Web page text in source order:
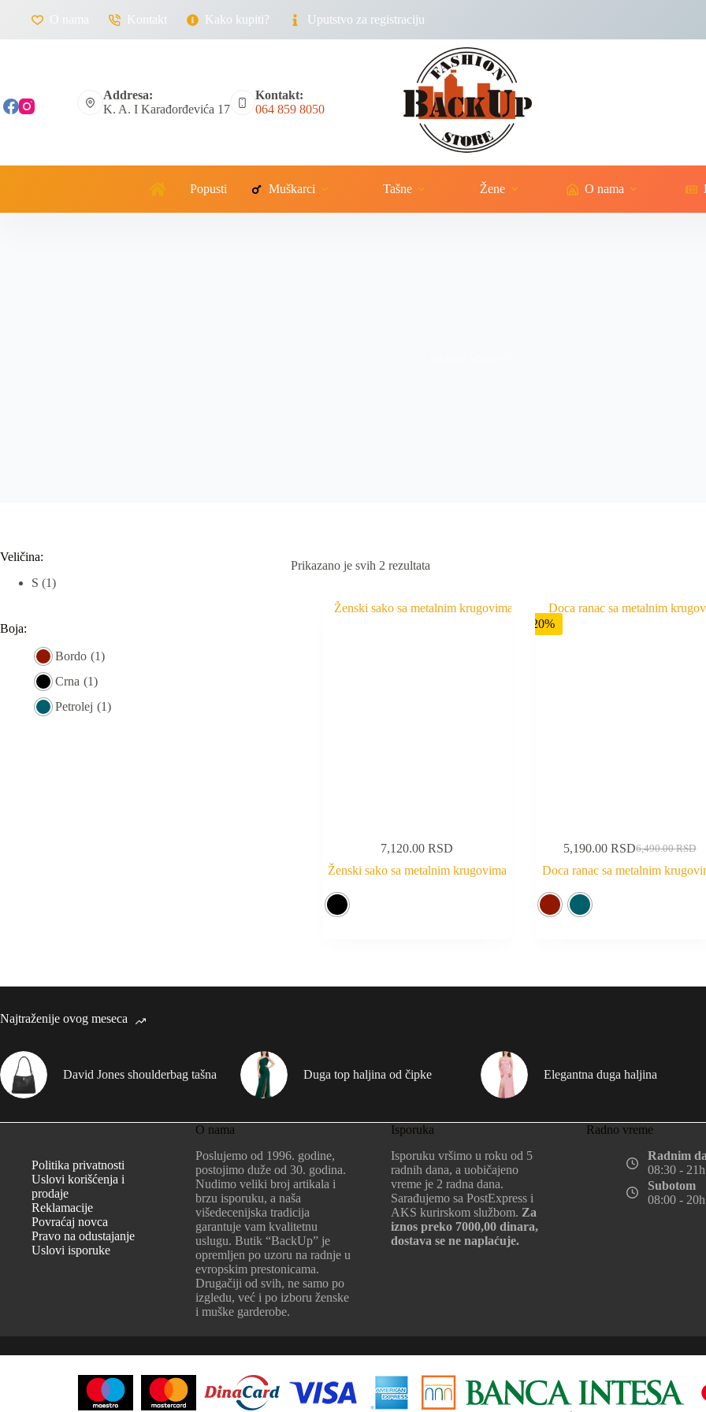
O nama Kontakt Kako kupiti? Uputstvo za registraciju
Addresa:
K. A. I Karađorđevića 17
Kontakt:
064 859 8050
Popusti Muškarci Tašne Žene O nama
Prikazano je svih 2 rezultata
7,120.00RSD
Ženski sako sa metalnim krugovima
-20%
6,490.00RSD
5,190.00RSD
Doca ranac sa metalnim
Veličina:
S (1)
Boja:
Bordo (1)
Crna (1)
Petrolej (1)
Najtraženije ovog meseca
David Jones shoulderbag tašna Duga top haljina od čipke Elegantna duga haljina
Politika privatnosti
Uslovi korišćenja i
prodaje
Reklamacije
Povraćaj novca
Pravo na odustajanje
Uslovi isporuke
O nama
Poslujemo od 1996. godine,
postojimo duže od 30. godina.
Nudimo veliki broj artikala i
brzu isporuku, a naša
višedecenijska tradicija
garantuje vam kvalitetnu
uslugu. Butik “BackUp” je
opremljen po uzoru na radnje u
evropskim prestonicama.
Drugačiji od svih, ne samo po
izgledu, već i po izboru ženske
i muške garderobe.
Isporuka
Isporuku vršimo u roku od 5
radnih dana, a uobičajeno
vreme je 2 radna dana.
Sarađujemo sa PostExpress i
AKS kurirskom službom. Za
iznos preko 7000,00 dinara,
dostava se ne naplaćuje.
Radno vreme
Radnim
08:30 - 21h
Subotom
08:00 - 20h